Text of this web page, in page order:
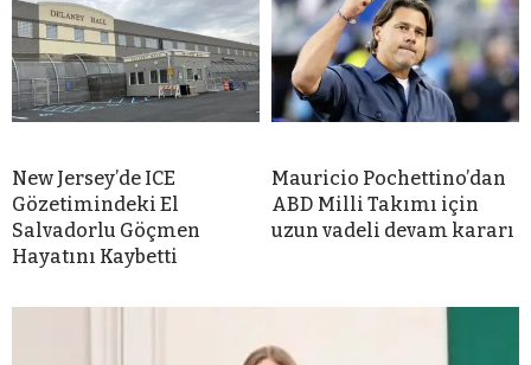
New Jersey’de ICE
Gözetimindeki El
Salvadorlu Göçmen
Hayatını Kaybetti
Mauricio Pochettino’dan
ABD Milli Takımı için
uzun vadeli devam kararı